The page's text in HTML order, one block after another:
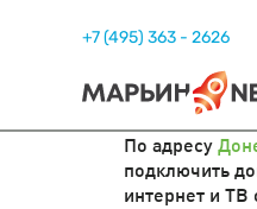
+7 (495) 363 - 2626
По адресу
подключить
интернет и